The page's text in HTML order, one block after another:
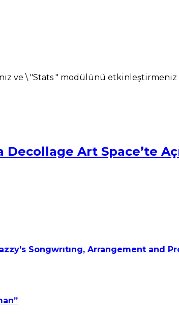
ve \ "Stats " modülünü etkinleştirmeniz
Decollage Art Space’te
Songwrıtıng, Arrangement and